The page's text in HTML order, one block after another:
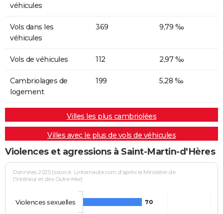
véhicules
Vols dans les
véhicules
369 9,79 ‰
Vols de véhicules 112 2,97 ‰
Cambriolages de
logement
199 5,28 ‰
Villes les plus cambriolées
Villes avec le plus de vols de véhicules
Violences et agressions à Saint-Martin-d'Hères
Données 2025 (source : Linternaute.com d'après le Ministère de
l'Intérieur et des Outre-Mer)
70
Violences sexuelles